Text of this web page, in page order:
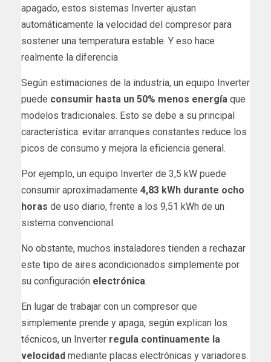
apagado, estos sistemas Inverter ajustan
automáticamente la velocidad del compresor para
sostener una temperatura estable. Y eso hace
realmente la diferencia
Según estimaciones de la industria, un equipo Inverter
puede consumir hasta un 50% menos energía que
modelos tradicionales. Esto se debe a su principal
característica: evitar arranques constantes reduce los
picos de consumo y mejora la eficiencia general.
Por ejemplo, un equipo Inverter de 3,5 kW puede
consumir aproximadamente 4,83 kWh durante ocho
horas de uso diario, frente a los 9,51 kWh de un
sistema convencional.
No obstante, muchos instaladores tienden a rechazar
este tipo de aires acondicionados simplemente por
su configuración electrónica.
En lugar de trabajar con un compresor que
simplemente prende y apaga, según explican los
técnicos, un Inverter regula continuamente la
velocidad mediante placas electrónicas y variadores.